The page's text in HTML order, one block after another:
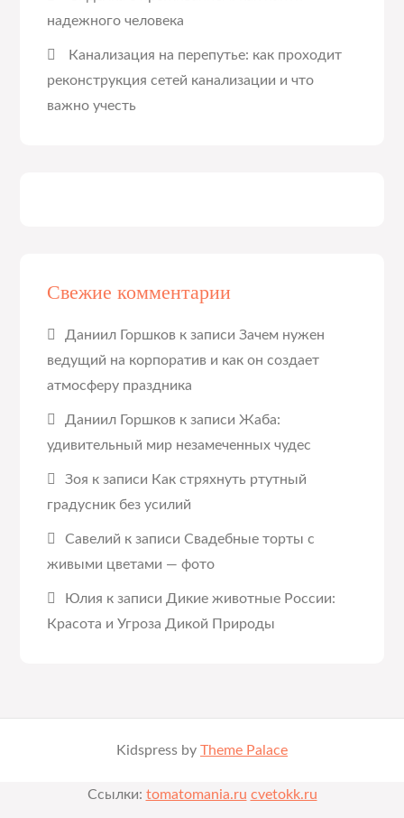
надежного человека
Канализация на перепутье: как проходит
реконструкция сетей канализации и что
важно учесть
Свежие комментарии
Даниил Горшков к записиЗачем нужен
ведущий на корпоратив и как он создает
атмосферу праздника
Даниил Горшков к записиЖаба:
удивительный мир незамеченных чудес
Зоя к записи Как стряхнуть ртутный
градусник без усилий
Савелий к записиСвадебные торты с
живыми цветами — фото
Юлия к записи Дикие животные России:
Красота и Угроза Дикой Природы
Kidspress by Theme Palace
Ссылки: tomatomania.ru cvetokk.ru